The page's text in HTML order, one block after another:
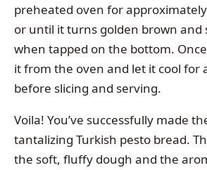
preheated oven for
or until it turns golden brown and
when tapped on the bottom.
it from the oven and let it cool for
before slicing and serving.
Voila! You’ve successfully made
tantalizing Turkish pesto bread.
the soft, fluffy dough and the